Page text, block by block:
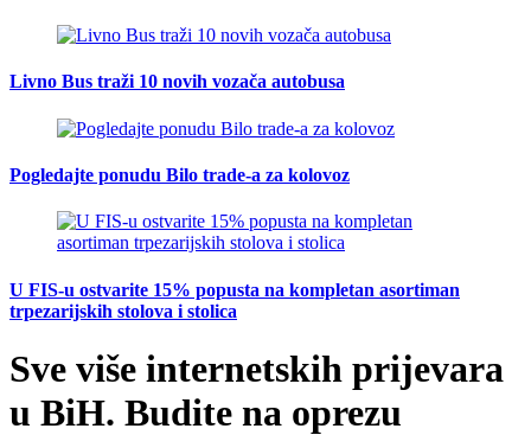
Livno Bus traži 10 novih vozača autobusa
Pogledajte ponudu Bilo trade-a za kolovoz
U FIS-u ostvarite 15% popusta na kompletan asortiman
trpezarijskih stolova i stolica
Sve više internetskih prijevara
u BiH. Budite na oprezu